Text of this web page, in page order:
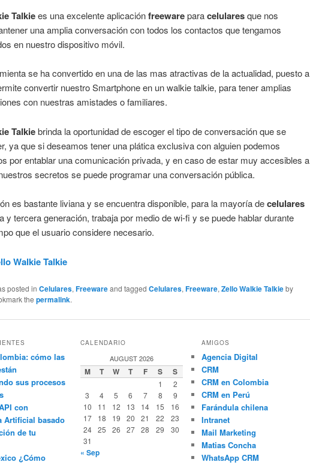
Talkiees una excelente aplicaciónfreewareparacelularesque nos
una amplia conversación con todos los contactos que tengamos
en nuestro dispositivo móvil.
se ha convertido en una de las mas atractivas de la actualidad, puesto a
convertir nuestro Smartphone en un walkie talkie, para tener amplias
con nuestras amistades o familiares.
Talkiebrinda la oportunidad de escoger el tipo de conversación que se
ya que si deseamos tener una plática exclusiva con alguien podemos
por entablar una comunicación privada, y en caso de estar muy accesibles a
secretos se puede programar una conversación pública.
es bastante liviana y se encuentra disponible, para la mayoría decelulares
y tercera generación, trabaja por medio de wi-fi y se puede hablar durante
que el usuario considere necesario.
Walkie Talkie
posted inCelulares,Freewareand taggedCelulares,Freeware,Zello Walkie Talkieby
thepermalink.
cómo las
sus procesos
con
Artificial basado
de tu
¿Cómo
CALENDARIO
AUGUST 2026
M T W T F S S
1
2
3
4 5 6 7 8
9
10
11 12 13 14 15
16
17
18 19 20 21 22
23
24
25 26 27 28 29
30
31
« Sep
AMIGOS
Agencia Digital
CRM
CRM en Colombia
CRM en Perú
Farándula chilena
Intranet
Mail Marketing
Matias Concha
WhatsApp CRM